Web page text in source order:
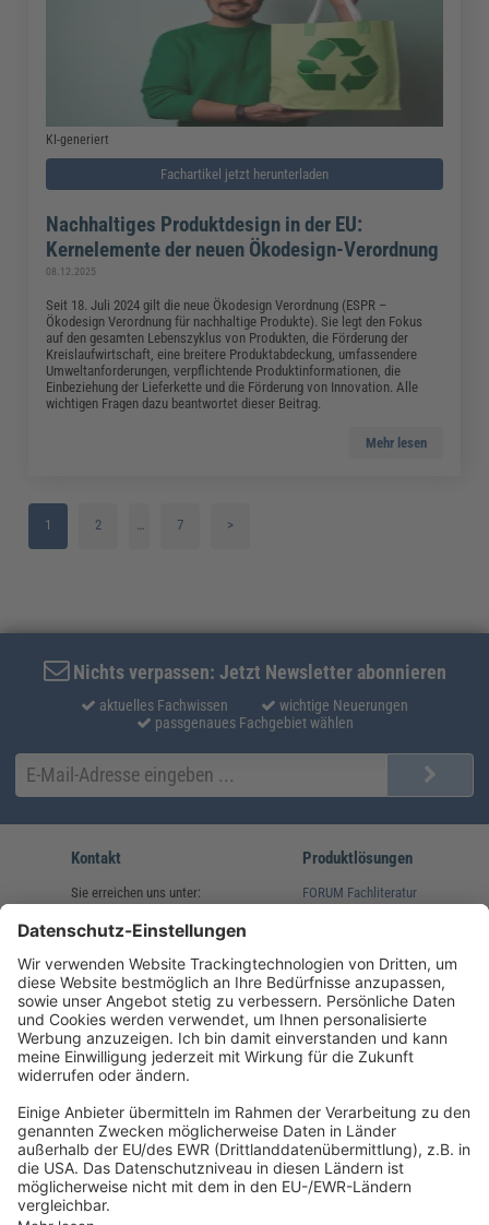
KI-generiert
Fachartikel jetzt herunterladen
Nachhaltiges Produktdesign in der EU:
Kernelemente der neuen Ökodesign-Verordnung
08.12.2025
Seit 18. Juli 2024 gilt die neue Ökodesign Verordnung (ESPR –
Ökodesign Verordnung für nachhaltige Produkte). Sie legt den Fokus
auf den gesamten Lebenszyklus von Produkten, die Förderung der
Kreislaufwirtschaft, eine breitere Produktabdeckung, umfassendere
Umweltanforderungen, verpflichtende Produktinformationen, die
Einbeziehung der Lieferkette und die Förderung von Innovation. Alle
wichtigen Fragen dazu beantwortet dieser Beitrag.
Mehr lesen
1 2 … 7 >
Nichts verpassen: Jetzt Newsletter abonnieren
aktuelles Fachwissen
wichtige Neuerungen
passgenaues Fachgebiet wählen
Kontakt
Sie erreichen uns unter:
(08233) 38 11 23
service@forum-verlag.com
Mo-Do 07:30 - 17:00 Uhr
Fr 07:30 - 15:00 Uhr
Produktlösungen
FORUM Fachliteratur
Folgen Sie uns
Impressum